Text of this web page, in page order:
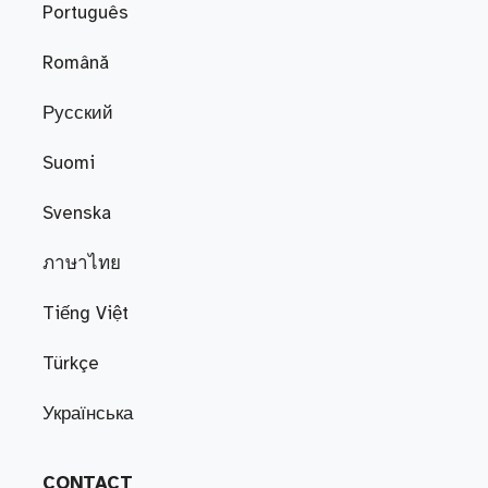
Português
Română
Русский
Suomi
Svenska
ภาษาไทย
Tiếng Việt
Türkçe
Українська
CONTACT